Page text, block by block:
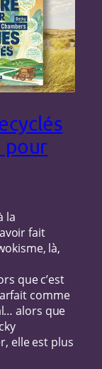
pour
la
fait
là,
que c’est
comme
alors que
elle est plus